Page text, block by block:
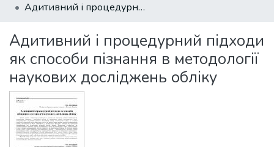
All of DSpace
Statistics
Адитивний і процедурний підходи як способи пізнання в методології наукових досліджень обліку
Адитивний і процедурний підходи
як способи пізнання в методології
наукових досліджень обліку